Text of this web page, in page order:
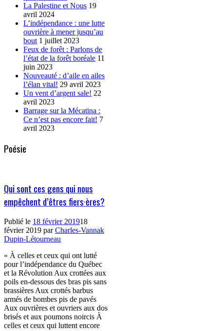
La Palestine et Nous 19
avril 2024
L’indépendance : une lutte
ouvrière à mener jusqu’au
bout 1 juillet 2023
Feux de forêt : Parlons de
l’état de la forêt boréale 11
juin 2023
Nouveauté : d’aile en ailes
l’élan vital! 29 avril 2023
Un vent d’argent sale! 22
avril 2023
Barrage sur la Mécatina :
Ce n’est pas encore fait! 7
avril 2023
Poésie
Qui sont ces gens qui nous
empêchent d’êtres fiers·ères?
Publié le 18 février 201918
février 2019 parCharles-Vannak
Dupin-Létourneau
« À celles et ceux qui ont lutté
pour l’indépendance du Québec
et la Révolution Aux crottées aux
poils en-dessous des bras pis sans
brassières Aux crottés barbus
armés de bombes pis de pavés
Aux ouvrières et ouvriers aux dos
brisés et aux poumons noircis À
celles et ceux qui luttent encore